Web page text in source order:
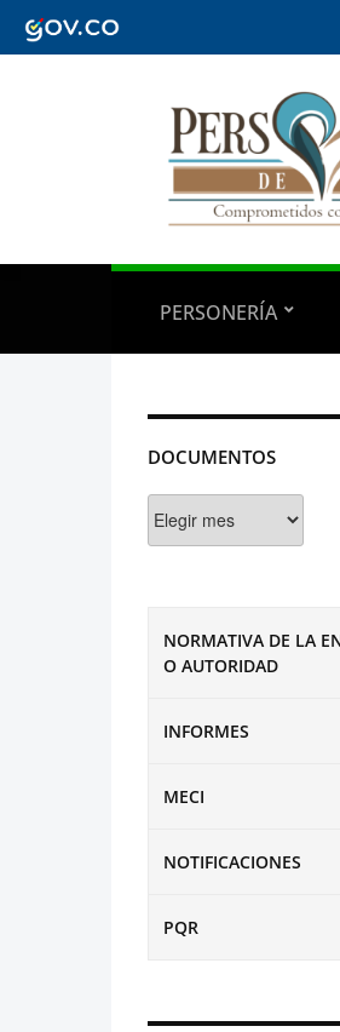
PERSONERÍA
DOCUMENTOS
NORMATIVA DE LA
O AUTORIDAD
INFORMES
MECI
NOTIFICACIONES
PQR